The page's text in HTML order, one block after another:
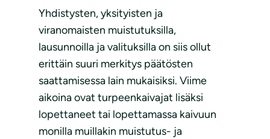
Yhdistysten, yksityisten ja
viranomaisten muistutuksilla,
lausunnoilla ja valituksilla on siis ollut
erittäin suuri merkitys päätösten
saattamisessa lain mukaisiksi. Viime
aikoina ovat turpeenkaivajat lisäksi
lopettaneet tai lopettamassa kaivuun
monilla muillakin muistutus- ja